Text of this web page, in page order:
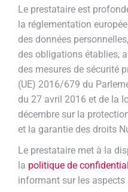
Le prestataire est
la réglementation
des données
des obligations établies,
des mesures de sécurité
(UE) 2016/679 du
du 27 avril 2016 et de la
décembre sur la
et la garantie des droits
Le prestataire met à la
la politique de
informant sur les aspects